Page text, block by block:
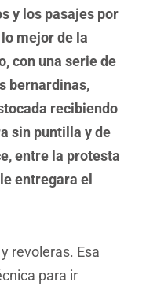
y los pasajes por
mejor de la
con una serie de
bernardinas,
recibiendo
sin puntilla y de
entre la protesta
entregara el
revoleras. Esa
para ir